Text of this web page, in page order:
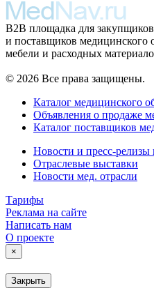
B2B площадка для закупщиков
и поставщиков медицинского
мебели и расходных
© 2026 Все права защищены.
Каталог медицинского
Объявления о продаже
Каталог поставщиков
Новости и пресс-релизы
Отраслевые выставки
Новости мед. отрасли
Тарифы
Реклама на сайте
Написать нам
О проекте
×
Закрыть